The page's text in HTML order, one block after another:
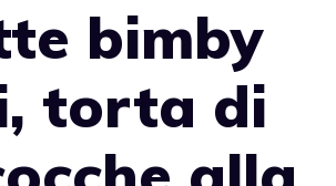
bimby
torta di